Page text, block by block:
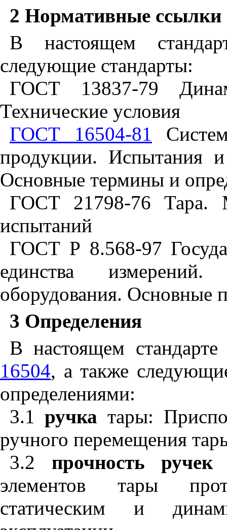
2 Нормативные ссылки
В настоящем
следующие стандарты:
ГОСТ 13837-79
Технические условия
ГОСТ 16504-81
продукции. Испытания и
Основные термины и
ГОСТ 21798-76 Тара.
испытаний
ГОСТ Р 8.568-97
единства измерений.
оборудования. Основные
3 Определения
В настоящем
16504, а также
определениями:
3.1 ручка тары:
ручного перемещения
3.2 прочность ручек
элементов тары
статическим и